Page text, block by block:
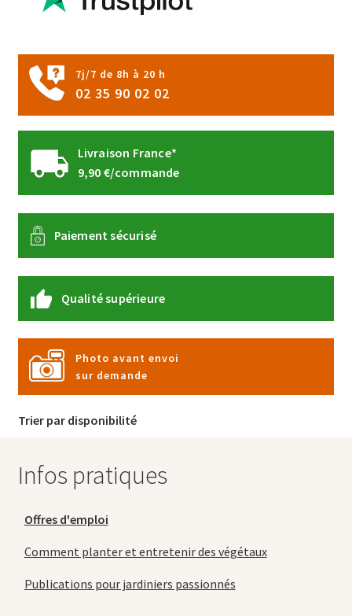
7j/7 de 8h à 20 h
02 35 90 02 02
Livraison France*
9,90 €/commande
Paiement sécurisé
Qualité supérieure
Photo avant envoi
sur demande
Trier par disponibilité
Infos pratiques
Offres d'emploi
Comment planter et entretenir des végétaux
Publications pour jardiniers passionnés